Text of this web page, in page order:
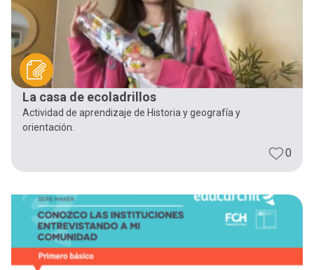
La casa de ecoladrillos
Actividad de aprendizaje de Historia y geografía y
orientación.
0